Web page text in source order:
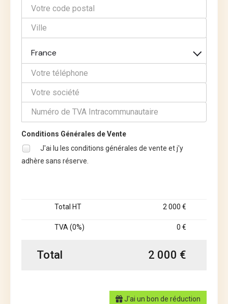
France
Conditions Générales de Vente
J'ai lu les conditions générales de vente et j'y
adhère sans réserve.
Total HT 2 000 €
TVA (0%) 0 €
Total 2 000 €
J'ai un bon de réduction